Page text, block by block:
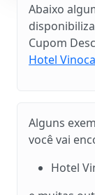
Abaixo
Cupom
Hotel
Alguns
você vai
Hotel